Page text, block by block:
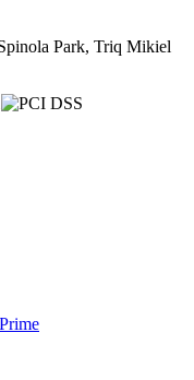
Park, Triq Mikiel
Prime